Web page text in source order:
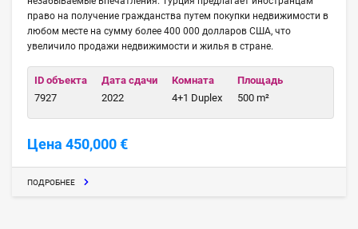
право на получение гражданства путем покупки недвижимости в
любом месте на сумму более 400 000 долларов США, что
увеличило продажи недвижимости и жилья в стране.
ID объекта
7927
Дата сдачи
2022
Комната
4+1 Duplex
Площадь
500 m²
Цена 450,000 €
ПОДРОБНЕЕ